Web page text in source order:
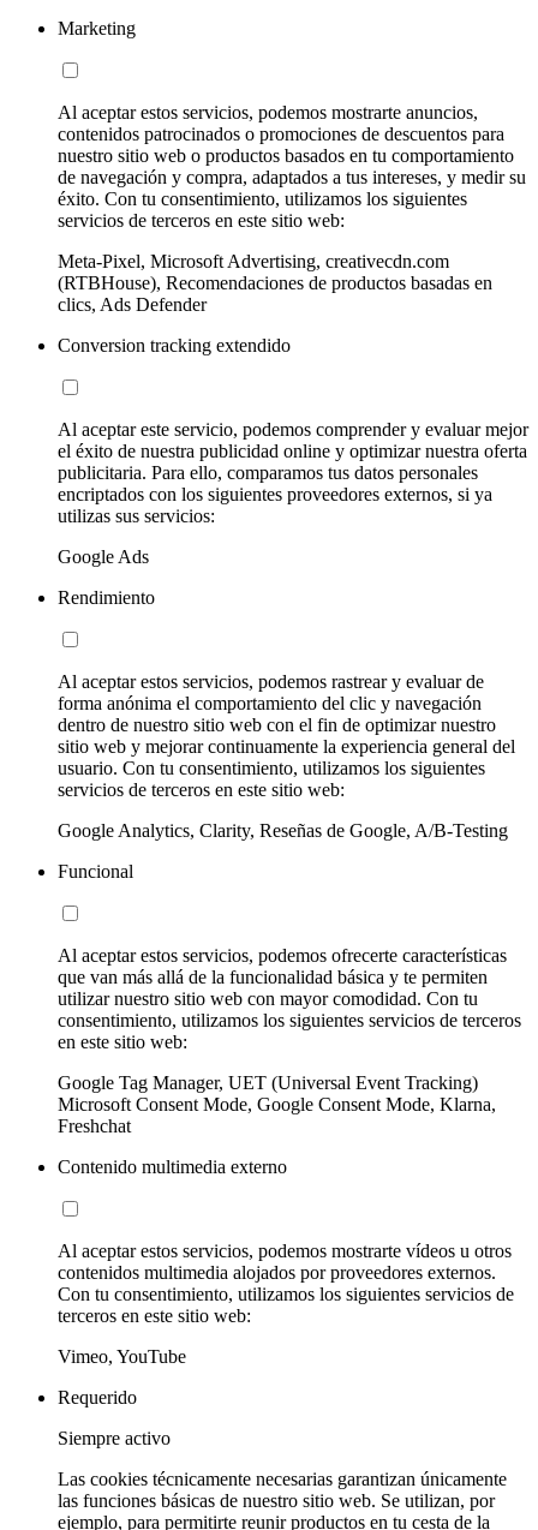
Marketing
Al aceptar estos servicios, podemos mostrarte anuncios,
contenidos patrocinados o promociones de descuentos para
nuestro sitio web o productos basados en tu comportamiento
de navegación y compra, adaptados a tus intereses, y medir su
éxito. Con tu consentimiento, utilizamos los siguientes
servicios de terceros en este sitio web:
Meta-Pixel, Microsoft Advertising, creativecdn.com
(RTBHouse), Recomendaciones de productos basadas en
clics, Ads Defender
Conversion tracking extendido
Al aceptar este servicio, podemos comprender y evaluar mejor
el éxito de nuestra publicidad online y optimizar nuestra oferta
publicitaria. Para ello, comparamos tus datos personales
encriptados con los siguientes proveedores externos, si ya
utilizas sus servicios:
Google Ads
Rendimiento
Al aceptar estos servicios, podemos rastrear y evaluar de
forma anónima el comportamiento del clic y navegación
dentro de nuestro sitio web con el fin de optimizar nuestro
sitio web y mejorar continuamente la experiencia general del
usuario. Con tu consentimiento, utilizamos los siguientes
servicios de terceros en este sitio web:
Google Analytics, Clarity, Reseñas de Google, A/B-Testing
Funcional
Al aceptar estos servicios, podemos ofrecerte características
que van más allá de la funcionalidad básica y te permiten
utilizar nuestro sitio web con mayor comodidad. Con tu
consentimiento, utilizamos los siguientes servicios de terceros
en este sitio web:
Google Tag Manager, UET (Universal Event Tracking)
Microsoft Consent Mode, Google Consent Mode, Klarna,
Freshchat
Contenido multimedia externo
Al aceptar estos servicios, podemos mostrarte vídeos u otros
contenidos multimedia alojados por proveedores externos.
Con tu consentimiento, utilizamos los siguientes servicios de
terceros en este sitio web:
Vimeo, YouTube
Requerido
Siempre activo
Las cookies técnicamente necesarias garantizan únicamente
las funciones básicas de nuestro sitio web. Se utilizan, por
ejemplo, para permitirte reunir productos en tu cesta de la